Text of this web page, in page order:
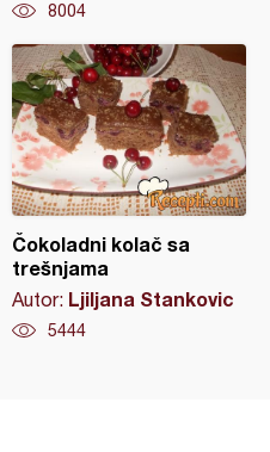
8004
Čokoladni kolač sa
trešnjama
Autor: Ljiljana Stankovic
5444